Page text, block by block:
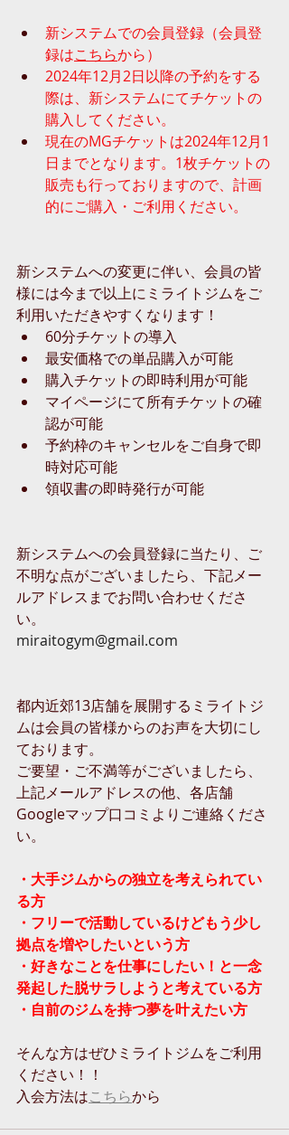
新システムでの会員登録（会員登
録はこちらから）
2024年12月2日以降の予約をする
際は、新システムにてチケットの
購入してください。
現在のMGチケットは2024年12月1
日までとなります。1枚チケットの
販売も行っておりますので、計画
的にご購入・ご利用ください。
新システムへの変更に伴い、会員の皆
様には今まで以上にミライトジムをご
利用いただきやすくなります！
60分チケットの導入
最安価格での単品購入が可能
購入チケットの即時利用が可能
マイページにて所有チケットの確
認が可能
予約枠のキャンセルをご自身で即
時対応可能
領収書の即時発行が可能
新システムへの会員登録に当たり、ご
不明な点がございましたら、下記メー
ルアドレスまでお問い合わせくださ
い。
miraitogym@gmail.com
都内近郊13店舗を展開するミライトジ
ムは会員の皆様からのお声を大切にし
ております。
ご要望・ご不満等がございましたら、
上記メールアドレスの他、各店舗
Googleマップ口コミよりご連絡くださ
い。
・大手ジムからの独立を考えられてい
る方
・フリーで活動しているけどもう少し
拠点を増やしたいという方
・好きなことを仕事にしたい！と一念
発起した脱サラしようと考えている方
・自前のジムを持つ夢を叶えたい方
そんな方はぜひミライトジムをご利用
ください！！
入会方法はこちらから